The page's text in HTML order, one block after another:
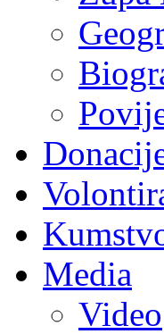
Media
Video